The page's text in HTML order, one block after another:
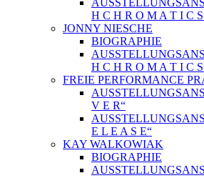
H C H R O M A T I C
JONNY NIESCHE
BIOGRAPHIE
H C H R O M A T I C
FREIE PERFORMANCE
V E R“
E L E A S E“
KAY WALKOWIAK
BIOGRAPHIE